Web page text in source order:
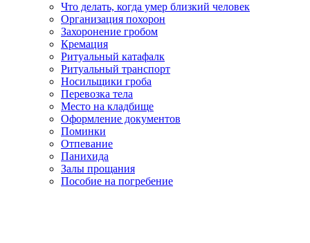
Что делать, когда умер близкий человек
Организация похорон
Захоронение гробом
Кремация
Ритуальный катафалк
Ритуальный транспорт
Носильщики гроба
Перевозка тела
Место на кладбище
Оформление документов
Поминки
Отпевание
Панихида
Залы прощания
Пособие на погребение